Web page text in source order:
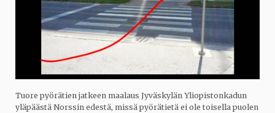
Tuore pyörätien jatkeen maalaus Jyväskylän Yliopistonkadun
yläpäästä Norssin edestä, missä pyörätietä ei ole toisella puolen